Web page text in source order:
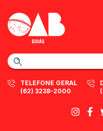
TELEFONE GERAL
(62) 3238-2000